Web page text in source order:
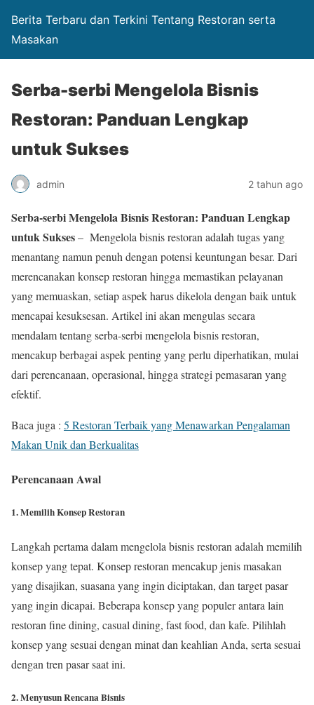
Berita Terbaru dan Terkini Tentang Restoran serta
Masakan
Serba-serbi Mengelola Bisnis
Restoran: Panduan Lengkap
untuk Sukses
admin 2 tahun ago
Serba-serbi Mengelola Bisnis Restoran: Panduan Lengkap
untuk Sukses– Mengelola bisnis restoran adalah tugas yang
menantang namun penuh dengan potensi keuntungan besar. Dari
merencanakan konsep restoran hingga memastikan pelayanan
yang memuaskan, setiap aspek harus dikelola dengan baik untuk
mencapai kesuksesan. Artikel ini akan mengulas secara
mendalam tentang serba-serbi mengelola bisnis restoran,
mencakup berbagai aspek penting yang perlu diperhatikan, mulai
dari perencanaan, operasional, hingga strategi pemasaran yang
efektif.
Baca juga : 5 Restoran Terbaik yang Menawarkan Pengalaman
Makan Unik dan Berkualitas
Perencanaan Awal
1. Memilih Konsep Restoran
Langkah pertama dalam mengelola bisnis restoran adalah memilih
konsep yang tepat. Konsep restoran mencakup jenis masakan
yang disajikan, suasana yang ingin diciptakan, dan target pasar
yang ingin dicapai. Beberapa konsep yang populer antara lain
restoran fine dining, casual dining, fast food, dan kafe. Pilihlah
konsep yang sesuai dengan minat dan keahlian Anda, serta sesuai
dengan tren pasar saat ini.
2. Menyusun Rencana Bisnis